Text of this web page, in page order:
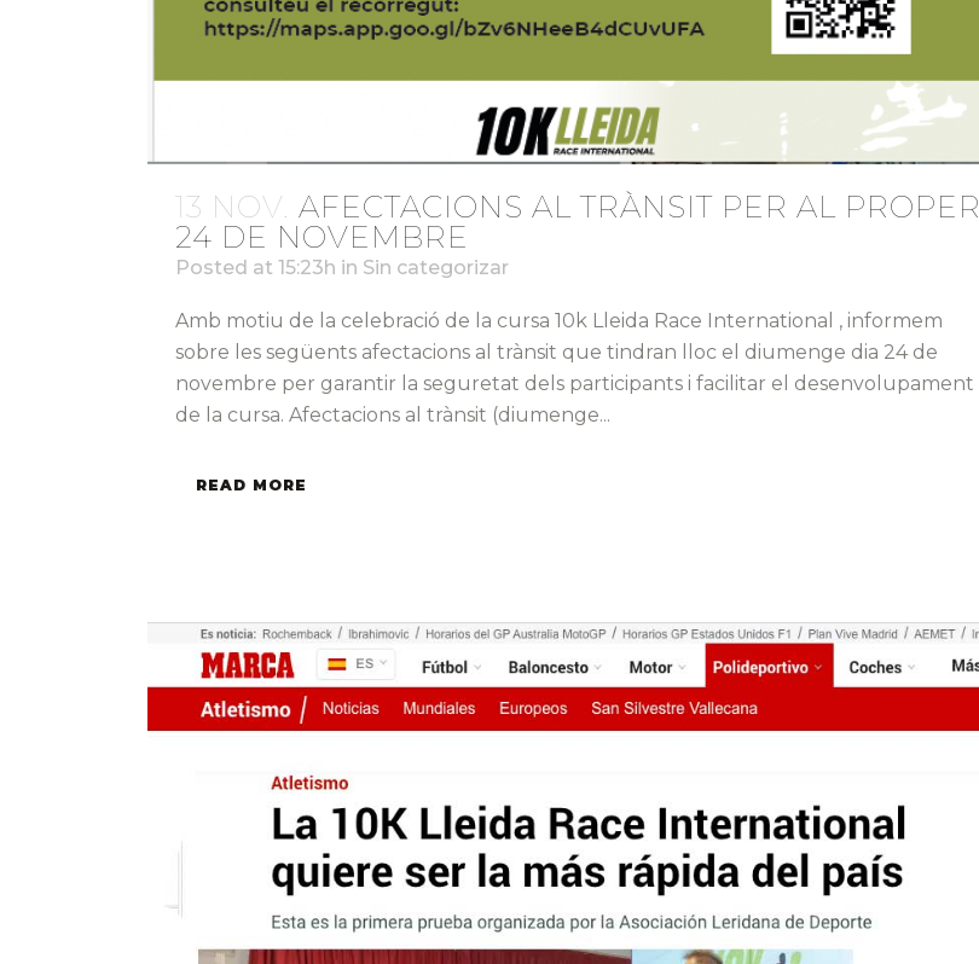
13 NOV. AFECTACIONS AL TRÀNSIT PER AL PROPER
24 DE NOVEMBRE
Posted at 15:23h in Sin categorizar
Amb motiu de la celebració de la cursa 10k Lleida Race International , informem
sobre les següents afectacions al trànsit que tindran lloc el diumenge dia 24 de
novembre per garantir la seguretat dels participants i facilitar el desenvolupament
de la cursa. Afectacions al trànsit (diumenge...
READ MORE